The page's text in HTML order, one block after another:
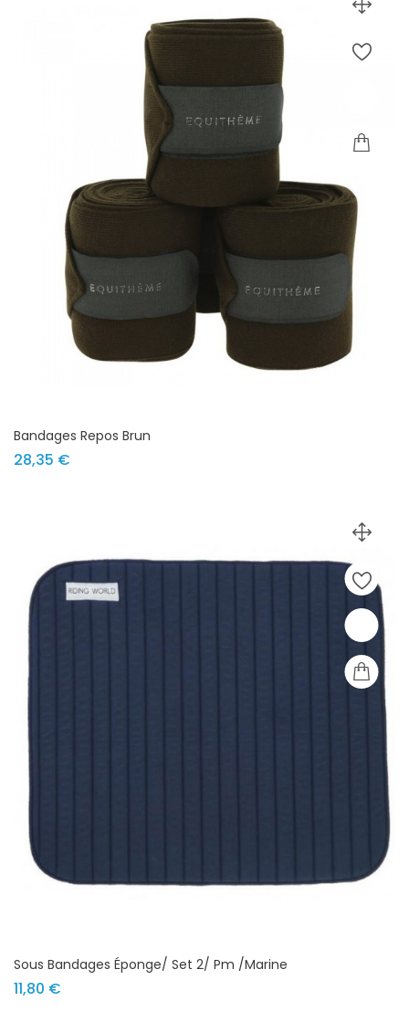
Bandages Repos Brun
28,35 €
Sous Bandages Éponge/ Set 2/ Pm /marine
11,80 €